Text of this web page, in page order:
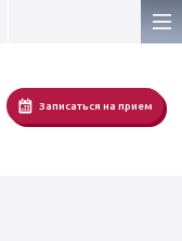
Записаться на прием